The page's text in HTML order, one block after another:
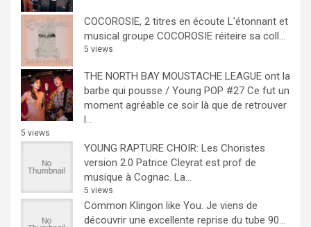
COCOROSIE, 2 titres en écoute L'étonnant et
musical groupe COCOROSIE réiteire sa coll...
5 views
THE NORTH BAY MOUSTACHE LEAGUE ont la
barbe qui pousse / Young POP #27 Ce fut un
moment agréable ce soir là que de retrouver
l...
5 views
YOUNG RAPTURE CHOIR: Les Choristes
version 2.0 Patrice Cleyrat est prof de
musique à Cognac. La...
5 views
Common Klingon like You. Je viens de
découvrir une excellente reprise du tube 90...